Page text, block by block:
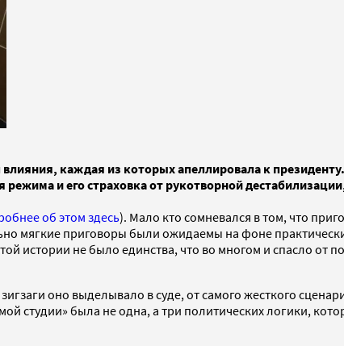
каждая из которых апеллировала к
и его страховка от рукотворной
об этом здесь). Мало кто сомневался в том, что
мягкие приговоры были ожидаемы на фоне
истории не было единства, что во многом и спасло от
оно выделывало в суде, от самого жесткого
студии» была не одна, а три политических логики,